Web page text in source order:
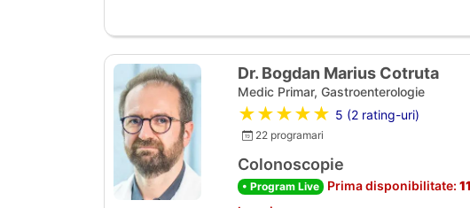
Dr. Bogdan Marius Cotruta
Medic Primar, Gastroenterologie
★★★★★ 5 (2 rating-uri)
22 programari
Colonoscopie
• Program Live Prima disponibilitate: